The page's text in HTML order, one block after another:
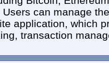
can manage
application, which
transaction